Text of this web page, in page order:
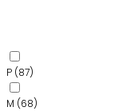
P (87)
M (68)